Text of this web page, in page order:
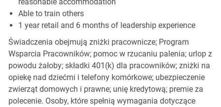
Able to train others
1 year retail and 6 months of leadership experience
Świadczenia obejmują zniżki pracownicze; Program
Wsparcia Pracowników; pomoc w rzucaniu palenia; urlop z
powodu żałoby; składki 401(k) dla pracowników; zniżki na
opiekę nad dziećmi i telefony komórkowe; ubezpieczenie
zwierząt domowych i prawne; unię kredytową; premie za
polecenie. Osoby, które spełnią wymagania dotyczące